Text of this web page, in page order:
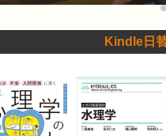
Kindle日